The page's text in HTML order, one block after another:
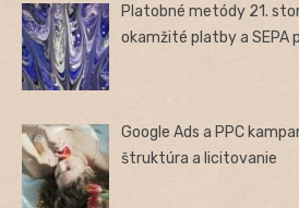
Platobné metódy 21.
okamžité platby a SEPA
Google Ads a PPC
štruktúra a licitovanie